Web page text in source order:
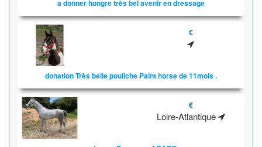
a donner hongre très bel avenir en dressage
€
donation Très belle pouliche Paint horse de 11mois .
€
Loire-Atlantique